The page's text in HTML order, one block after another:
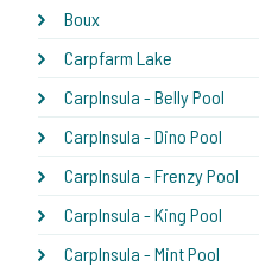
Boux
Carpfarm Lake
CarpInsula - Belly Pool
CarpInsula - Dino Pool
CarpInsula - Frenzy Pool
CarpInsula - King Pool
CarpInsula - Mint Pool